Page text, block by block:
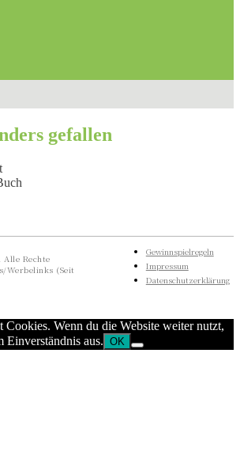
gefallen
Alle Rechte
Werbelinks (Seit
Gewinnspielregeln
Impressum
Datenschutzerklärung
Cookies. Wenn du die Website weiter nutzt,
Einverständnis aus. OK